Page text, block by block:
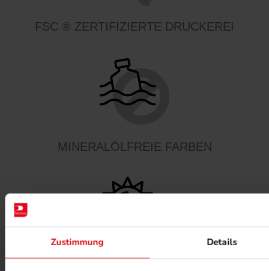
Zustimmung Details
FSC ® ZERTIFIZIERTE DRUCKEREI
MINERALÖLFREIE FARBEN